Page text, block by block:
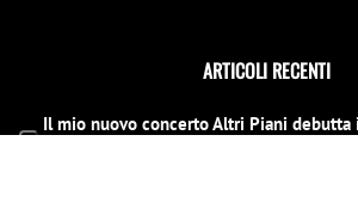
ARTICOLI RECENTI
Il mio nuovo concerto Altri Piani